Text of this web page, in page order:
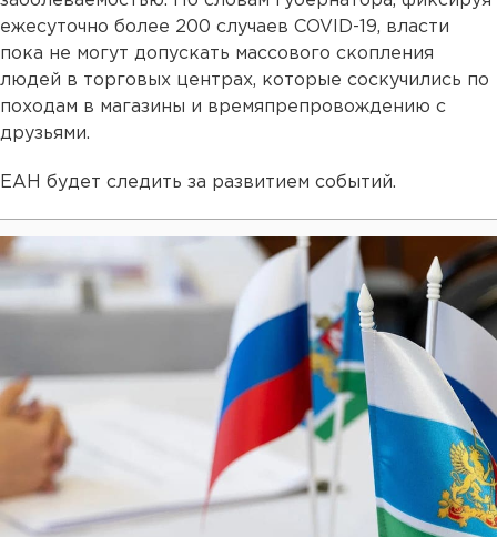
ежесуточно более 200 случаев COVID-19, власти
пока не могут допускать массового скопления
людей в торговых центрах, которые соскучились по
походам в магазины и времяпрепровождению с
друзьями.
ЕАН будет следить за развитием событий.